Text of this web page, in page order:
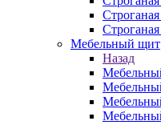
Мебельный щит
Назад